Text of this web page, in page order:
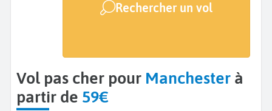
Rechercher un vol
Vol pas cher pour Manchester à
partir de 59€